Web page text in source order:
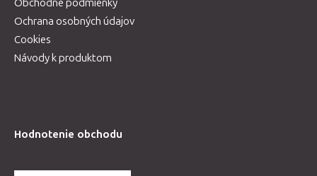
Obchodné podmienky
Ochrana osobných údajov
Cookies
Návody k produktom
Hodnotenie obchodu